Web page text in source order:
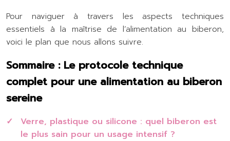
Pour naviguer à travers les aspects techniques
essentiels à la maîtrise de l’alimentation au biberon,
voici le plan que nous allons suivre.
Sommaire : Le protocole technique
complet pour une alimentation au biberon
sereine
Verre, plastique ou silicone : quel biberon est
le plus sain pour un usage intensif ?